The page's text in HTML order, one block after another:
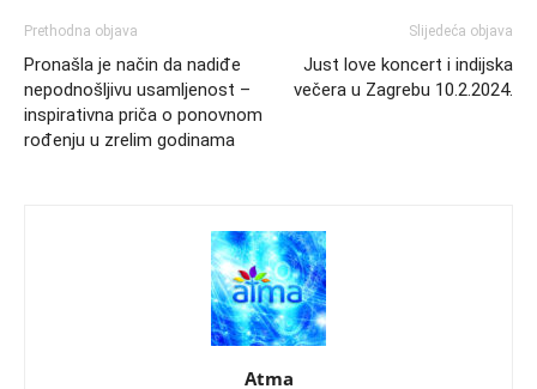
Prethodna objava
Pronašla je način da nadiđe
nepodnošljivu usamljenost –
inspirativna priča o ponovnom
rođenju u zrelim godinama
Slijedeća objava
Just love koncert i indijska
večera u Zagrebu 10.2.2024.
Atma